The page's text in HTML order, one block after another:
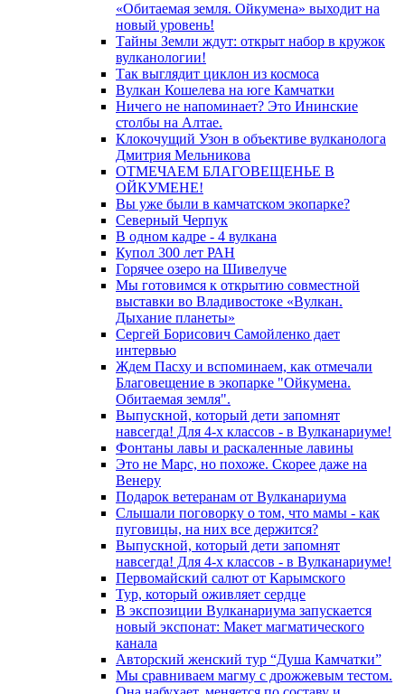
«Обитаемая земля. Ойкумена» выходит на
новый уровень!
Тайны Земли ждут: открыт набор в кружок
вулканологии!
Так выглядит циклон из космоса
Вулкан Кошелева на юге Камчатки
Ничего не напоминает? Это Ининские
столбы на Алтае.
Клокочущий Узон в объективе вулканолога
Дмитрия Мельникова
ОТМЕЧАЕМ БЛАГОВЕЩЕНЬЕ В
ОЙКУМЕНЕ!
Вы уже были в камчатском экопарке?
Северный Черпук
В одном кадре - 4 вулкана
Купол 300 лет РАН
Горячее озеро на Шивелуче
Мы готовимся к открытию совместной
выставки во Владивостоке «Вулкан.
Дыхание планеты»
Сергей Борисович Самойленко дает
интервью
Ждем Пасху и вспоминаем, как отмечали
Благовещение в экопарке "Ойкумена.
Обитаемая земля".
Выпускной, который дети запомнят
навсегда! Для 4-х классов - в Вулканариуме!
Фонтаны лавы и раскаленные лавины
Это не Марс, но похоже. Скорее даже на
Венеру
Подарок ветеранам от Вулканариума
Слышали поговорку о том, что мамы - как
пуговицы, на них все держится?
Выпускной, который дети запомнят
навсегда! Для 4-х классов - в Вулканариуме!
Первомайский салют от Карымского
Тур, который оживляет сердце
В экспозиции Вулканариума запускается
новый экспонат: Макет магматического
канала
Авторский женский тур “Душа Камчатки”
Мы сравниваем магму с дрожжевым тестом.